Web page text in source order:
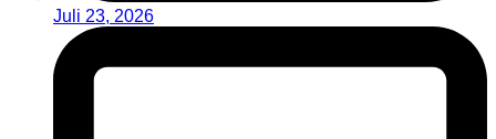
Juli 23, 2026